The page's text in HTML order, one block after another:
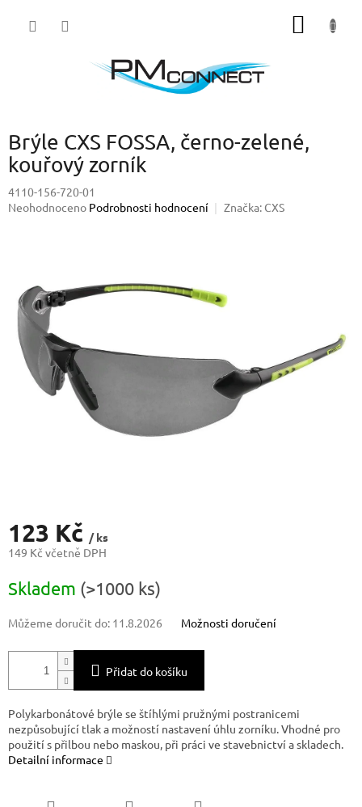
Brýle CXS FOSSA, černo-zelené,
kouřový zorník
4110-156-720-01
Průměrné
hvězdiček.
Neohodnoceno Podrobnosti hodnocení Značka: CXS
123 Kč / ks
149 Kč včetně DPH
cena:
Skladem (>1000 ks)
Můžeme doručit do: 11.8.2026 Možnosti doručení
Přidat do košíku
Polykarbonátové brýle se štíhlými pružnými postranicemi
nezpůsobující tlak a možností nastavení úhlu zorníku. Vhodné pro
použití s přilbou nebo maskou, při práci ve stavebnictví a skladech.
Detailní informace